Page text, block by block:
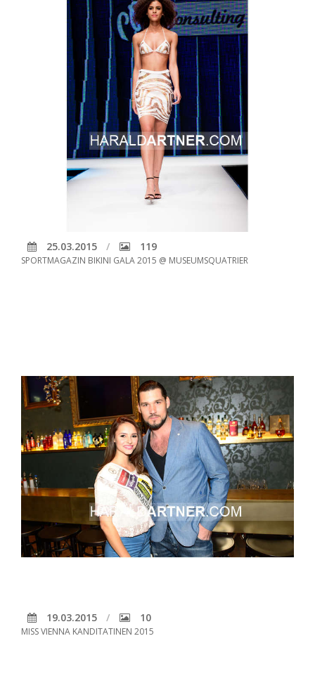
25.03.2015 119
SPORTMAGAZIN BIKINI GALA 2015 @ MUSEUMSQUATRIER
19.03.2015 10
MISS VIENNA KANDITATINEN 2015